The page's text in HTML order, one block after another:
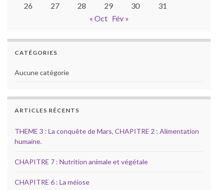
26
27 28 29 30
31
« Oct Fév »
CATÉGORIES
Aucune catégorie
ARTICLES RÉCENTS
THEME 3 : La conquête de Mars, CHAPITRE 2 : Alimentation
humaine.
CHAPITRE 7 : Nutrition animale et végétale
CHAPITRE 6 : La méiose